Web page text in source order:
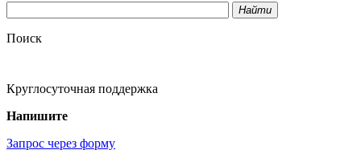
Найти
Поиск
Круглосуточная поддержка
Напишите
Запрос через форму